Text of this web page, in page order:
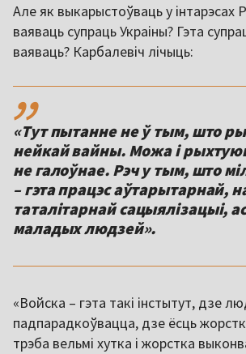
Але як выкарыстоўваць у інтарэсах
ваяваць супраць Украіны? Гэта
ваяваць? Карбалевіч лічыць:
,,
«Тут пытанне не ў тым, што
нейкай вайны. Можа і
не галоўнае. Рэч у тым, што
– гэта працэс аўтарытарнай,
таталітарнай сацыялізацыі,
маладых людзей».
«Войска – гэта такі інстытут, дзе
падпарадкоўвацца, дзе ёсць
трэба вельмі хутка і жорстка